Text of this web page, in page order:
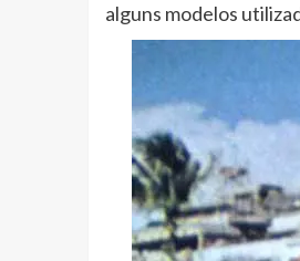
alguns modelos